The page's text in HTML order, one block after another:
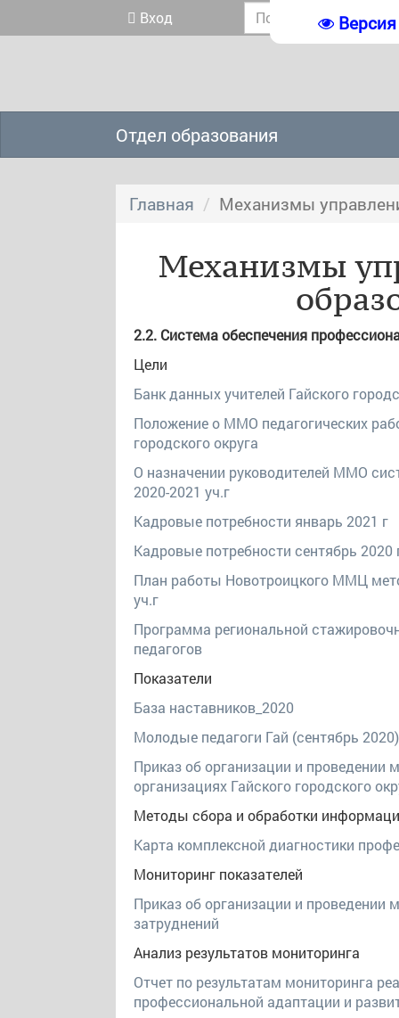
Вход
Отдел образования
Главная Механизмы
Механизмы
2.2. Система обеспечения
Цели
Банк данных учителей Гайского
Положение о ММО педагогических
городского округа
О назначении руководителей ММО
2020-2021 уч.г
Кадровые потребности январь 2021 г
Кадровые потребности сентябрь 2020
План работы Новотроицкого ММЦ
уч.г
Программа региональной
педагогов
Показатели
База наставников_2020
Молодые педагоги Гай (сентябрь 2020)
Приказ об организации и проведении
организациях Гайского городского
Методы сбора и обработки
Карта комплексной диагностики
Мониторинг показателей
Приказ об организации и
затруднений
Анализ результатов мониторинга
Отчет по результатам мониторинга
профессиональной адаптации и